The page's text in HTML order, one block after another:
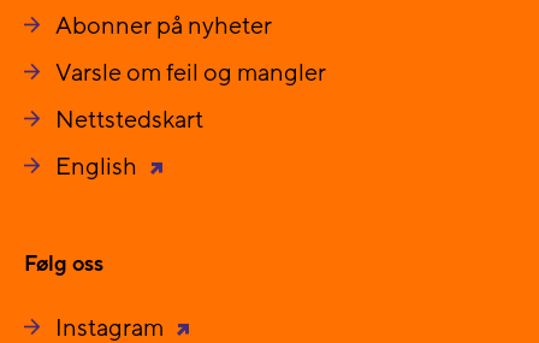
Abonner på nyheter
Varsle om feil og mangler
Nettstedskart
English
Følg oss
Instagram